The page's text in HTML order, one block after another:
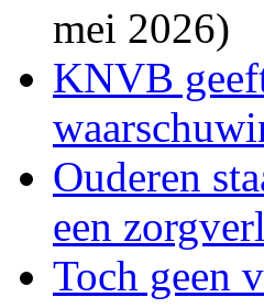
mei 2026)
KNVB
Ouderen
een
Toch geen